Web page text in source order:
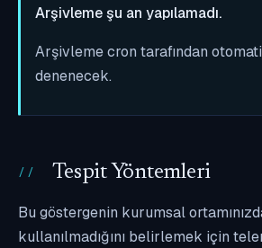
Arşivleme şu an yapılamadı.
Arşivleme cron tarafından
denenecek.
Tespit Yöntemleri
Bu göstergenin kurumsal
kullanılmadığını belirlemek için